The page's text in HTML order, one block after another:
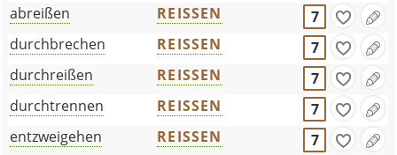
abreißen
REISSEN
7
durchbrechen
REISSEN
7
durchreißen
REISSEN
7
durchtrennen
REISSEN
7
entzweigehen
REISSEN
7